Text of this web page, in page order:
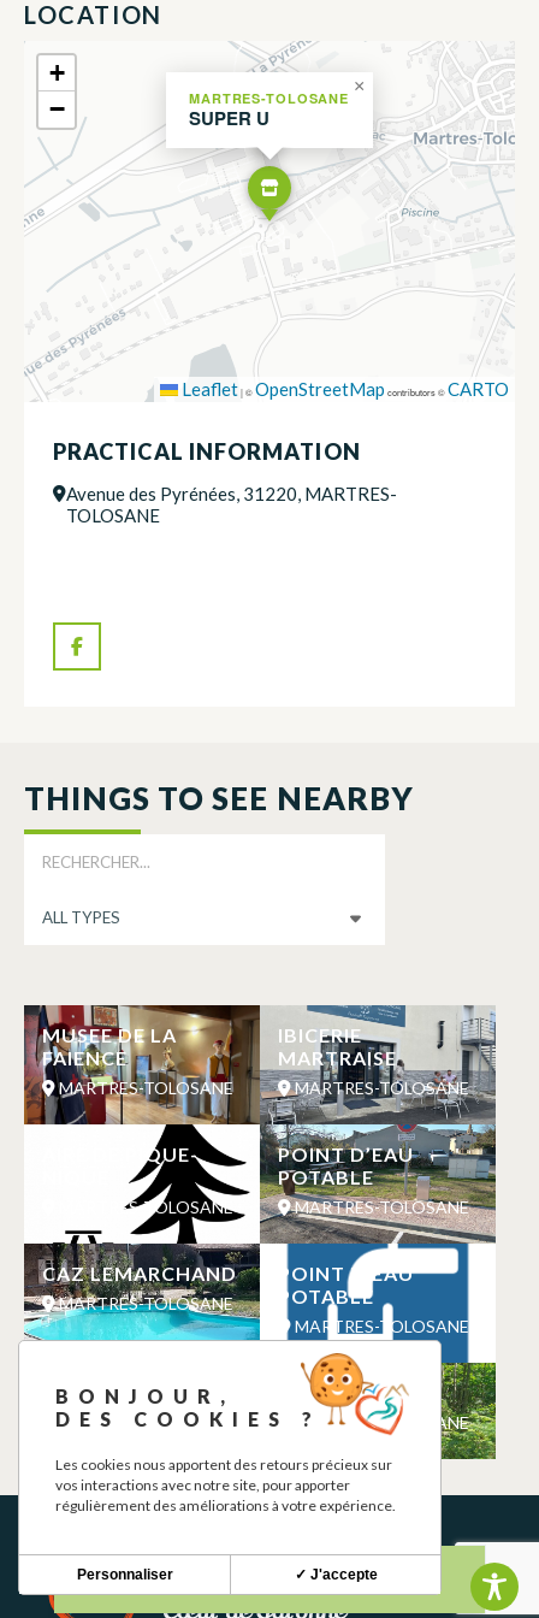
LOCATION
MARTRES-TOLOSANE
SUPER U
×
+
−
Leaflet|©OpenStreetMap contributors ©CARTO
PRACTICAL INFORMATION
Avenue des Pyrénées, 31220, MARTRES-
TOLOSANE
THINGS TO SEE NEARBY
MUSEE DE LA
FAIENCE
MARTRES-TOLOSANE
IBICERIE
MARTRAISE
MARTRES-TOLOSANE
AIRE DE PIQUE-
MARTRES-TOLOSANE
POINT D’EAU
POTABLE
MARTRES-TOLOSANE
CAZ LEMARCHAND
MARTRES-TOLOSANE
POINT D’EAU
POTABLE
MARTRES-TOLOSANE
CAFE DU VERBE
MARTRES-TOLOSANE
ATOUT BIKE
MARTRES-TOLOSANE
BONJOUR,
DES COOKIES ?
Les cookies nous apportent des retours précieux sur
vos interactions avec notre site, pour apporter
régulièrement des améliorations à votre expérience.
✓ J'accepte
Personnaliser